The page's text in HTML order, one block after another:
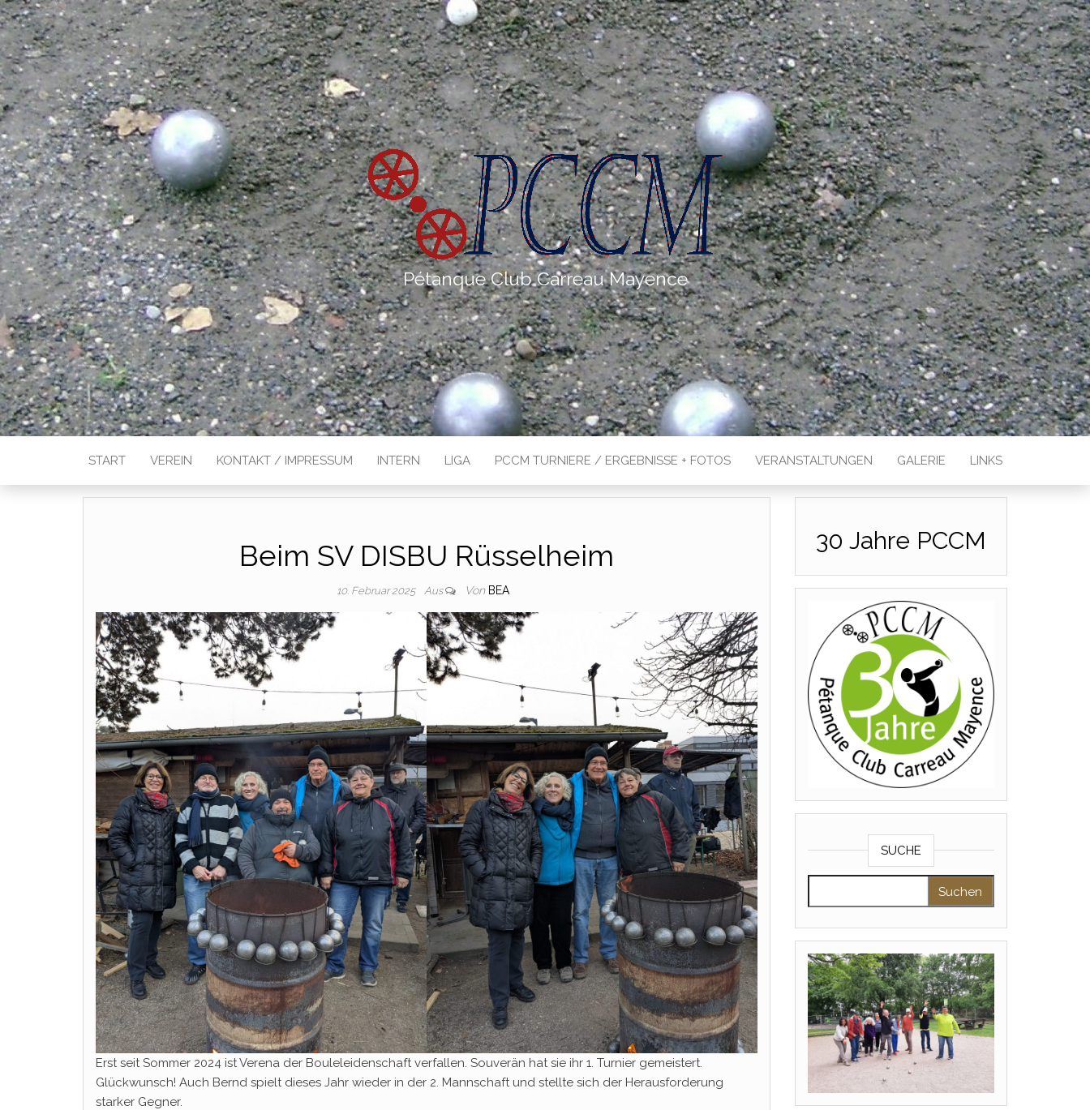
Pétanque Club Carreau Mayence
START VEREIN KONTAKT / IMPRESSUM INTERN LIGA PCCM TURNIERE / ERGEBNISSE + FOTOS VERANSTALTUNGEN GALERIE LINKS
Beim SV DISBU Rüsselheim
10. Februar 2025 Aus Von BEA
Erst seit Sommer 2024 ist Verena der Bouleleidenschaft verfallen. Souverän hat sie ihr 1. Turnier gemeistert.
Glückwunsch! Auch Bernd spielt dieses Jahr wieder in der 2. Mannschaft und stellte sich der Herausforderung
starker Gegner.
30 Jahre PCCM
SUCHE